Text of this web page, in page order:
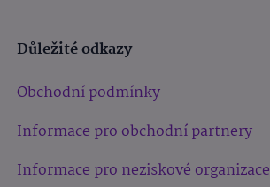
Důležité odkazy
Obchodní podmínky
Informace pro obchodní partnery
Informace pro neziskové organizace